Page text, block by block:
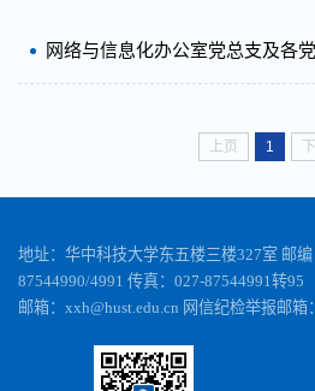
上页 1
地址：华中科技大学东五楼三楼327室 邮
87544990/4991 传真：027-87544991转95
邮箱：xxh@hust.edu.cn 网信纪检举报邮箱